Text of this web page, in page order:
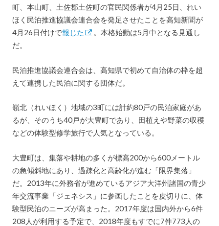
町、本山町、土佐郡土佐町の官民関係者が4月25日、れい
ほく民泊推進協議会連合会を発足させたことを高知新聞が
4月26日付けで報じた
。本格始動は5月中となる見通し
だ。
民泊推進協議会連合会は、高知県で初めて自治体の枠を超
えて連携した民泊に関する団体だ。
嶺北（れいほく）地域の3町には計約80戸の民泊家庭があ
るが、そのうち40戸が大豊町であり、田植えや野菜の収穫
などの体験型修学旅行で人気となっている。
大豊町は、集落や耕地の多くが標高200から600メートル
の急傾斜地にあり、過疎化と高齢化が進む「限界集落」
だ。2013年に外務省が進めているアジア大洋州諸国の青少
年交流事業「ジェネシス」に参画したことを皮切りに、体
験型民泊のニーズが高まった。2017年度は国内外から6件
208人が利用する予定で、2018年度もすでに7件773人の